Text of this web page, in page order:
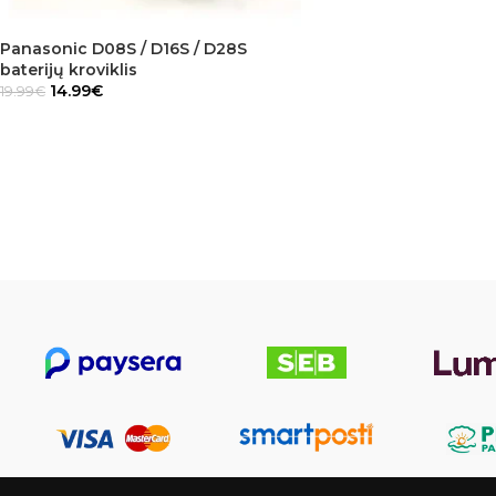
Panasonic D08S / D16S / D28S
baterijų kroviklis
19.99€ 14.99€